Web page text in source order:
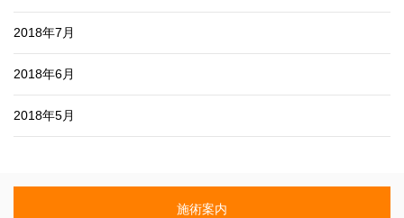
2018年7月
2018年6月
2018年5月
施術案内